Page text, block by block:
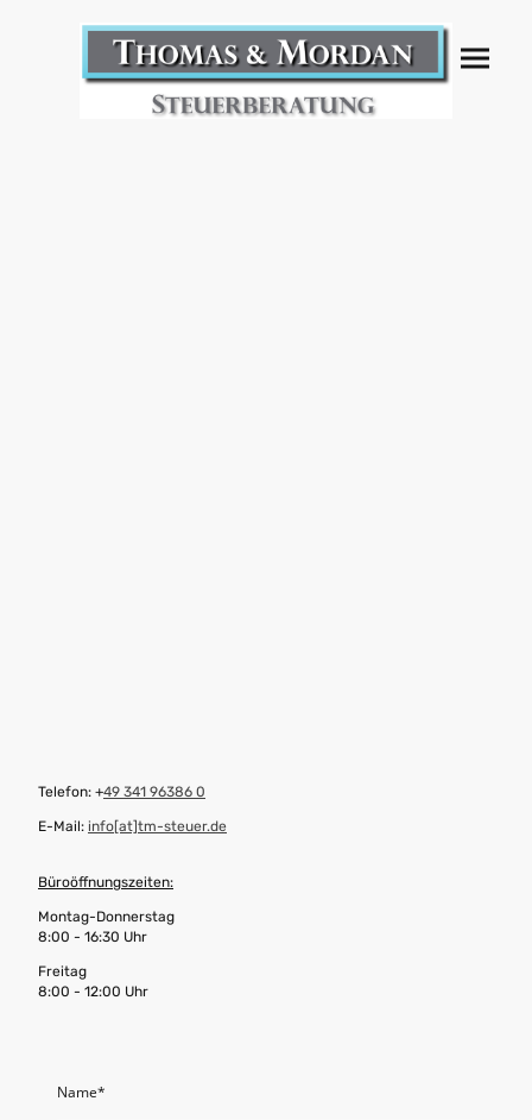
Telefon: +49 341 96386 0
E-Mail: info[at]tm-steuer.de
Büroöffnungszeiten:
Montag-Donnerstag
8:00 - 16:30 Uhr
Freitag
8:00 - 12:00 Uhr
Name*